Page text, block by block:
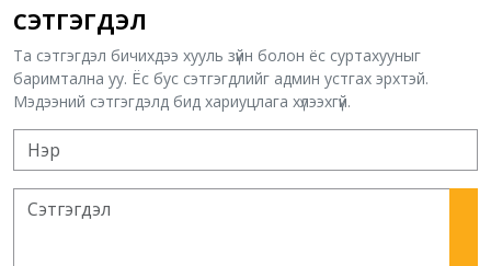
СЭТГЭГДЭЛ
Та сэтгэгдэл бичихдээ хууль зүйн болон ёс суртахууныг
баримтална уу. Ёс бус сэтгэгдлийг админ устгах эрхтэй.
Мэдээний сэтгэгдэлд бид хариуцлага хүлээхгүй.